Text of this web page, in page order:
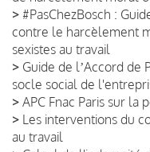
> #PasChezBosch :
contre le harcèlement
sexistes au travail
> Guide de lʼAccord de
socle social de
> APC Fnac Paris sur la
> Les interventions du
au travail